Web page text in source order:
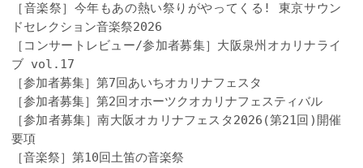
［音楽祭］今年もあの熱い祭りがやってくる! 東京サウン
ドセレクション音楽祭2026
［コンサートレビュー/参加者募集］大阪泉州オカリナライ
ブ vol.17
［参加者募集］第7回あいちオカリナフェスタ
［参加者募集］第2回オホーツクオカリナフェスティバル
［参加者募集］南大阪オカリナフェスタ2026(第21回)開催
要項
［音楽祭］第10回土笛の音楽祭